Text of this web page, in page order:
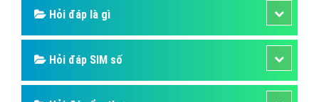
Hỏi đáp là gì
Hỏi đáp SIM số